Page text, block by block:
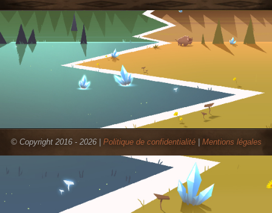
© Copyright 2016 - 2026 | Politique de confidentialité| Mentions légales